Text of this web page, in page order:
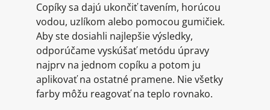
Copíky sa dajú ukončiť tavením, horúcou
vodou, uzlíkom alebo pomocou gumičiek.
Aby ste dosiahli najlepšie výsledky,
odporúčame vyskúšať metódu úpravy
najprv na jednom copíku a potom ju
aplikovať na ostatné pramene. Nie všetky
farby môžu reagovať na teplo rovnako.